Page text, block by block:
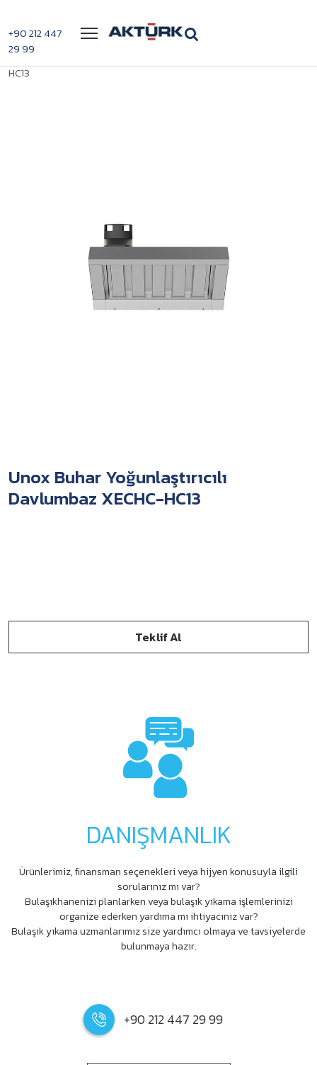
+90 212 447
29 99
Menü
HC13
Unox Buhar Yoğunlaştırıcılı
Davlumbaz XECHC-HC13
Teklif Al
DANIŞMANLIK
Ürünlerimiz, ﬁnansman seçenekleri veya hijyen konusuyla ilgili
sorularınız mı var?
Bulaşıkhanenizi planlarken veya bulaşık yıkama işlemlerinizi
organize ederken yardıma mı ihtiyacınız var?
Bulaşık yıkama uzmanlarımız size yardımcı olmaya ve tavsiyelerde
bulunmaya hazır.
+90 212 447 29 99